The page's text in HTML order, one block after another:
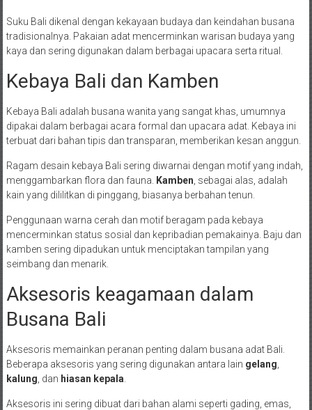
Suku Bali dikenal dengan kekayaan budaya dan keindahan busana
tradisionalnya. Pakaian adat mencerminkan warisan budaya yang
kaya dan sering digunakan dalam berbagai upacara serta ritual.
Kebaya Bali dan Kamben
Kebaya Bali adalah busana wanita yang sangat khas, umumnya
dipakai dalam berbagai acara formal dan upacara adat. Kebaya ini
terbuat dari bahan tipis dan transparan, memberikan kesan anggun.
Ragam desain kebaya Bali sering diwarnai dengan motif yang indah,
menggambarkan flora dan fauna. Kamben , sebagai alas, adalah
kain yang dililitkan di pinggang, biasanya berbahan tenun.
Penggunaan warna cerah dan motif beragam pada kebaya
mencerminkan status sosial dan kepribadian pemakainya. Baju dan
kamben sering dipadukan untuk menciptakan tampilan yang
seimbang dan menarik.
Aksesoris keagamaan dalam
Busana Bali
Aksesoris memainkan peranan penting dalam busana adat Bali.
Beberapa aksesoris yang sering digunakan antara lain gelang
kalung , dan hiasan kepala
Aksesoris ini sering dibuat dari bahan alami seperti gading, emas,